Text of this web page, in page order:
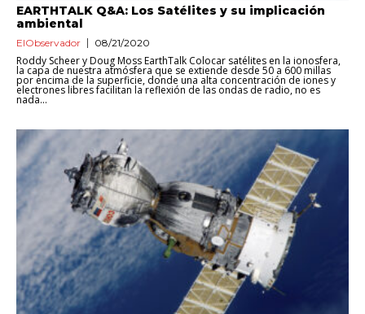
EARTHTALK Q&A: Los Satélites y su implicación
ambiental
ElObservador 08/21/2020
Roddy Scheer y Doug Moss EarthTalk Colocar satélites en la ionosfera,
la capa de nuestra atmósfera que se extiende desde 50 a 600 millas
por encima de la superficie, donde una alta concentración de iones y
electrones libres facilitan la reflexión de las ondas de radio, no es
nada...